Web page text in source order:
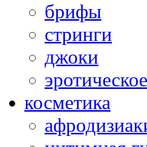
брифы
стринги
джоки
косметика